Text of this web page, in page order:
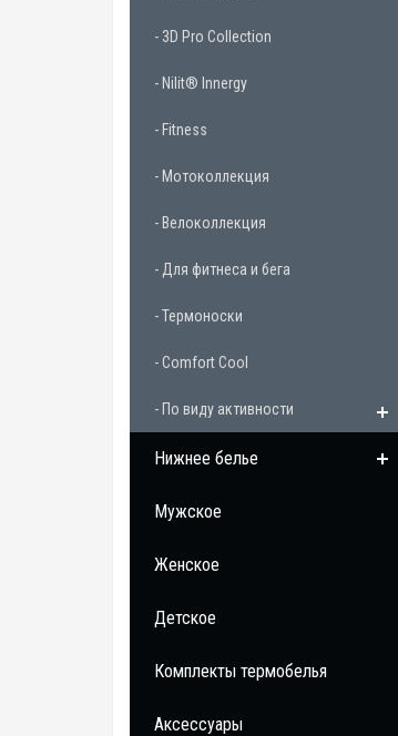
- 3D Pro Collection
- Nilit® Innergy
- Fitness
- Мотоколлекция
- Велоколлекция
- Для фитнеса и бега
- Термоноски
- Comfort Cool
- По виду активности
Нижнее белье
Мужское
Женское
Детское
Комплекты термобелья
Аксессуары